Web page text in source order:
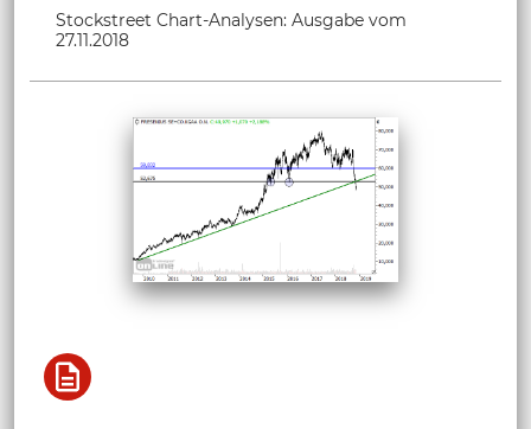
Stockstreet Chart-Analysen: Ausgabe vom
27.11.2018